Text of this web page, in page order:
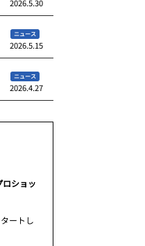
2026.5.30
ニュース
2026.5.15
ニュース
2026.4.27
ショッ
ートし